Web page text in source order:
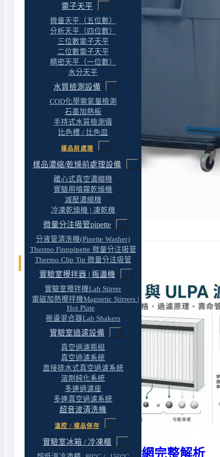
電子天平
微量天平（五位數）
分析天平（四位數）
三位數電子天平
二位數電子天平
精密天平（一位數）
水分天平
水質檢測設備
COD化學需氧量檢測
石墨加熱板
手持式水質檢測儀
比色槽 / 比色皿
樣品前處理
樣品濃縮/乾燥前處理設備
離心式真空濃縮機
實驗用噴霧乾燥機
減壓濃縮機
冷凍乾燥機 | 凍乾機
微量分注吸管pipette
分液管清洗機(Pipette Washer)
Thermo Finnpipette 微量分注吸管
Thermo Clip Tip 微量分注吸管
實驗室攪拌器 | 振盪機
實驗室攪拌機Lab Stirrer
電磁加熱攪拌機Magnetic Stirrers |
Hot Plate
振盪混合器Lab Shakers
實驗室過濾設備
真空過濾瓶組
真空過濾系統
直接排水式真空過濾系統
溶劑純化系統
多連過濾座
多連真空過濾系統
超音波清洗機
溫控 / 樣品保存
實驗室冰箱 / 冷凍櫃
相關文章
HEPA 與 ULPA 濾網完整解析